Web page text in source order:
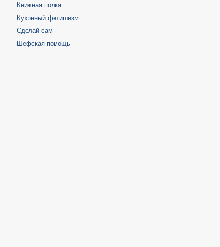
Книжная полка
Кухонный фетишизм
Сделай сам
Шефская помощь